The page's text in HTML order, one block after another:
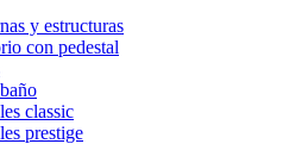
y estructuras
con pedestal
classic
prestige